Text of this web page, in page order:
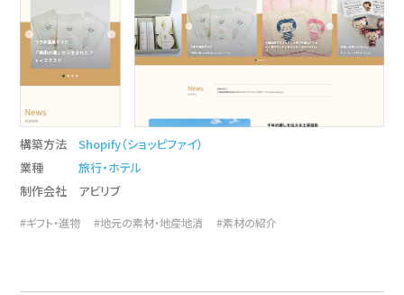
構築方法
Shopify（ショッピファイ）
業種
旅行・ホテル
制作会社
アビリブ
#ギフト・進物 #地元の素材・地産地消 #素材の紹介